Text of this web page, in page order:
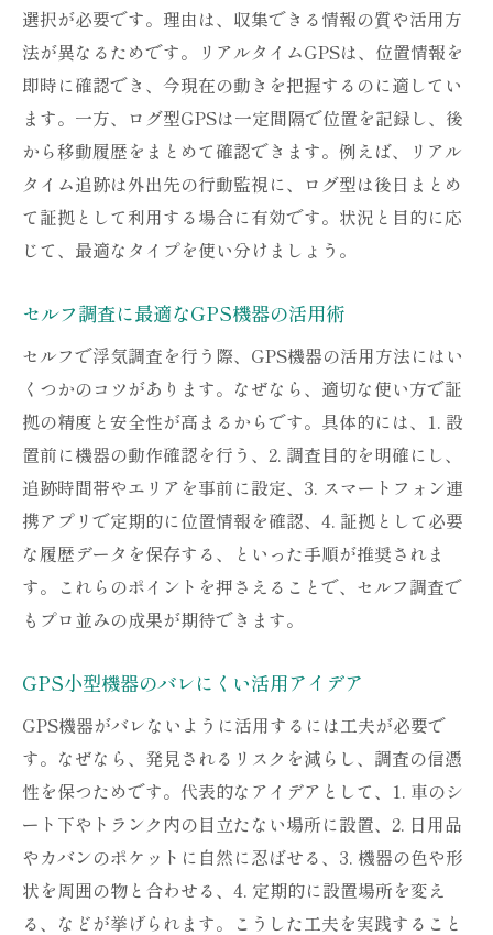
選択が必要です。理由は、収集できる情報の質や活用方
法が異なるためです。リアルタイムGPSは、位置情報を
即時に確認でき、今現在の動きを把握するのに適してい
ます。一方、ログ型GPSは一定間隔で位置を記録し、後
から移動履歴をまとめて確認できます。例えば、リアル
タイム追跡は外出先の行動監視に、ログ型は後日まとめ
て証拠として利用する場合に有効です。状況と目的に応
じて、最適なタイプを使い分けましょう。
セルフ調査に最適なGPS機器の活用術
セルフで浮気調査を行う際、GPS機器の活用方法にはい
くつかのコツがあります。なぜなら、適切な使い方で証
拠の精度と安全性が高まるからです。具体的には、1. 設
置前に機器の動作確認を行う、2. 調査目的を明確にし、
追跡時間帯やエリアを事前に設定、3. スマートフォン連
携アプリで定期的に位置情報を確認、4. 証拠として必要
な履歴データを保存する、といった手順が推奨されま
す。これらのポイントを押さえることで、セルフ調査で
もプロ並みの成果が期待できます。
GPS小型機器のバレにくい活用アイデア
GPS機器がバレないように活用するには工夫が必要で
す。なぜなら、発見されるリスクを減らし、調査の信憑
性を保つためです。代表的なアイデアとして、1. 車のシ
ート下やトランク内の目立たない場所に設置、2. 日用品
やカバンのポケットに自然に忍ばせる、3. 機器の色や形
状を周囲の物と合わせる、4. 定期的に設置場所を変え
る、などが挙げられます。こうした工夫を実践すること